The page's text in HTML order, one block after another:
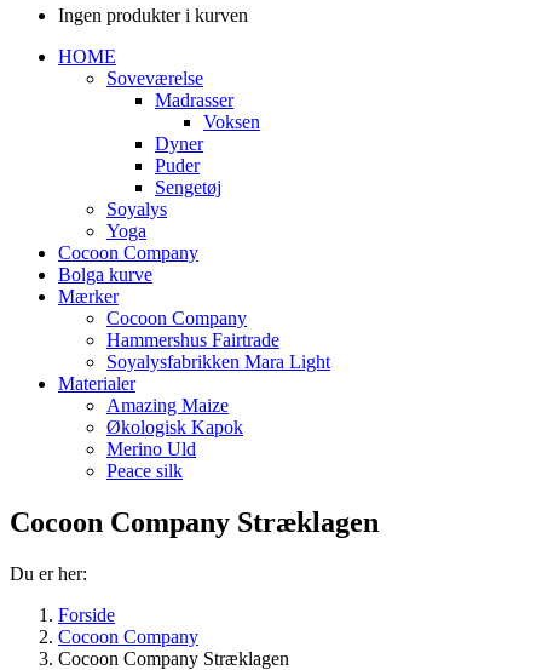
Ingen produkter i kurven
HOME
Soveværelse
Madrasser
Voksen
Dyner
Puder
Sengetøj
Soyalys
Yoga
Cocoon Company
Bolga kurve
Mærker
Cocoon Company
Hammershus Fairtrade
Soyalysfabrikken Mara Light
Materialer
Amazing Maize
Økologisk Kapok
Merino Uld
Peace silk
Cocoon Company Stræklagen
Du er her:
Forside
Cocoon Company
Cocoon Company Stræklagen